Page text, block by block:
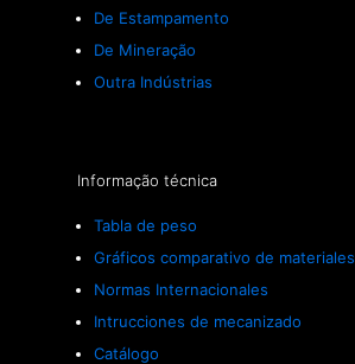
De Estampamento
De Mineração
Outra Indústrias
Informação técnica
Tabla de peso
Gráficos comparativo de materiales
Normas Internacionales
Intrucciones de mecanizado
Catálogo